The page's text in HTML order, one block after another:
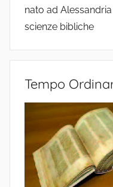
nato ad
scienze bibliche
Tempo